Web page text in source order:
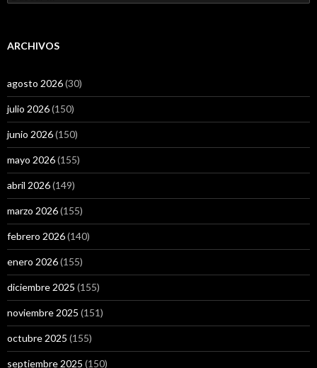
ARCHIVOS
agosto 2026(30)
julio 2026(150)
junio 2026(150)
mayo 2026(155)
abril 2026(149)
marzo 2026(155)
febrero 2026(140)
enero 2026(155)
diciembre 2025 (155)
noviembre 2025 (151)
octubre 2025 (155)
septiembre 2025 (150)